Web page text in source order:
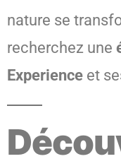
nature se
recherchez une
Experience et